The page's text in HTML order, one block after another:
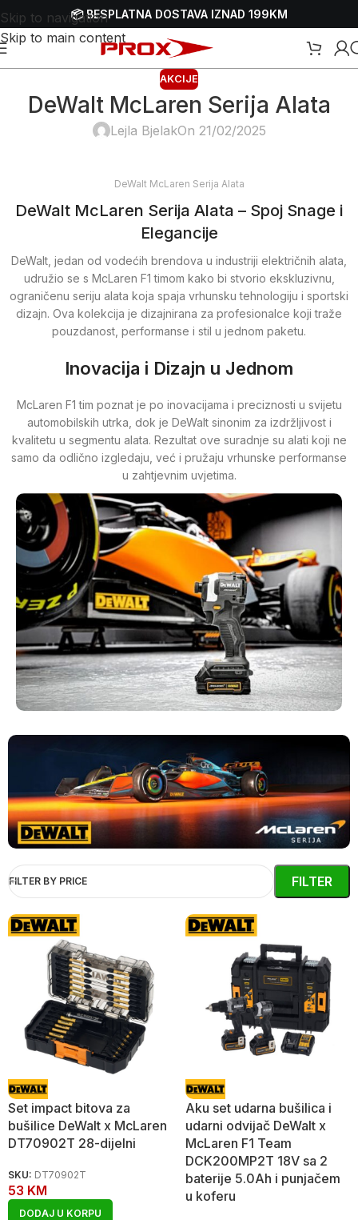
Skip to navigation
Skip to main content
📦 BESPLATNA DOSTAVA IZNAD 199KM
AKCIJE
DeWalt McLaren Serija Alata
Lejla BjelakOn 21/02/2025
DeWalt McLaren Serija Alata
DeWalt McLaren Serija Alata – Spoj Snage i
Elegancije
DeWalt, jedan od vodećih brendova u industriji električnih alata,
udružio se s McLaren F1 timom kako bi stvorio ekskluzivnu,
ograničenu seriju alata koja spaja vrhunsku tehnologiju i sportski
dizajn. Ova kolekcija je dizajnirana za profesionalce koji traže
pouzdanost, performanse i stil u jednom paketu.
Inovacija i Dizajn u Jednom
McLaren F1 tim poznat je po inovacijama i preciznosti u svijetu
automobilskih utrka, dok je DeWalt sinonim za izdržljivost i
kvalitetu u segmentu alata. Rezultat ove suradnje su alati koji ne
samo da odlično izgledaju, već i pružaju vrhunske performanse
u zahtjevnim uvjetima.
FILTER BY PRICE FILTER
Set impact bitova za
bušilice DeWalt x McLaren
DT70902T 28-dijelni
SKU: DT70902T
53 KM
DODAJ U KORPU
Aku set udarna bušilica i
udarni odvijač DeWalt x
McLaren F1 Team
DCK200MP2T 18V sa 2
baterije 5.0Ah i punjačem
u koferu